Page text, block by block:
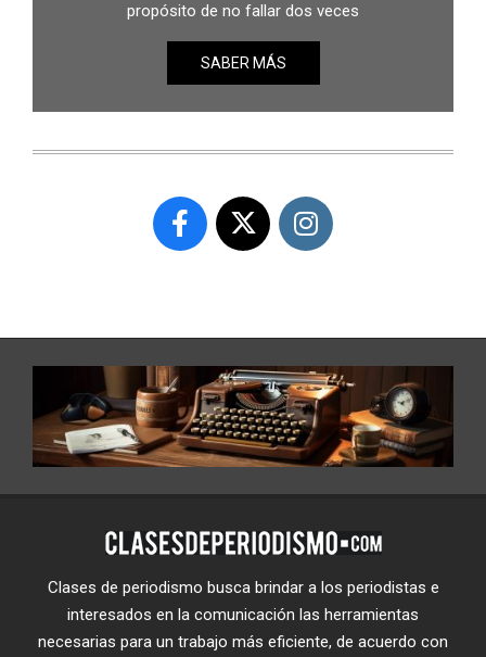
propósito de no fallar dos veces
SABER MÁS
Clases de periodismo busca brindar a los periodistas e
interesados en la comunicación las herramientas
necesarias para un trabajo más eficiente, de acuerdo con